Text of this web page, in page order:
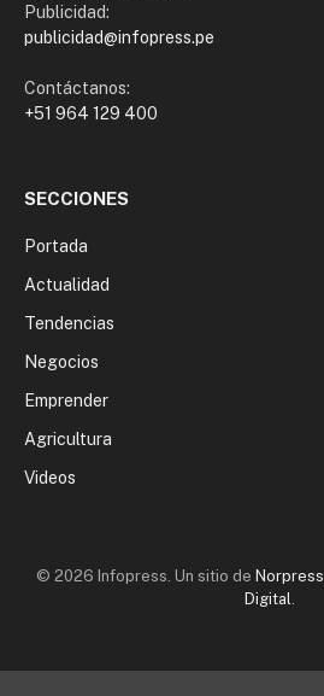
Publicidad:
publicidad@infopress.pe
Contáctanos:
+51 964 129 400
SECCIONES
Portada
Actualidad
Tendencias
Negocios
Emprender
Agricultura
Videos
© 2026 Infopress. Un sitio de Norpress
Digital